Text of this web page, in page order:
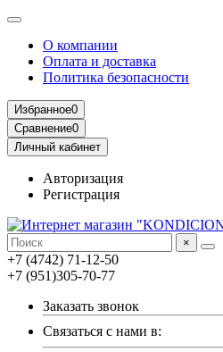
О компании
Оплата и доставка
Политика безопасности
Избранное0
Сравнение0
Личный кабинет
Авторизация
Регистрация
×
+7 (4742) 71-12-50
+7 (951)305-70-77
Заказать звонок
Связаться с нами в: